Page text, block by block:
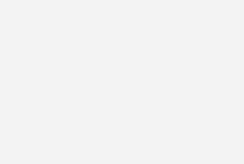
der Erneuerbaren-
zögert die Regierung den